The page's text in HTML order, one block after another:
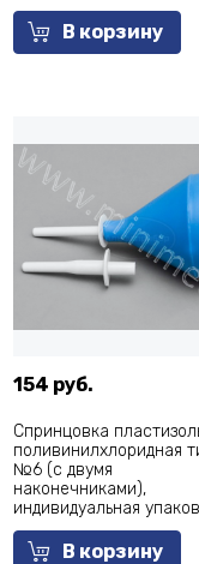
В корзину
154 руб.
Спринцовка
поливинилхлоридная
№6 (с двумя
наконечниками),
индивидуальная
В корзину